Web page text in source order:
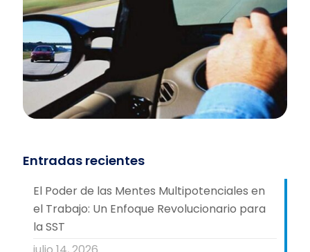
Entradas recientes
El Poder de las Mentes Multipotenciales en
el Trabajo: Un Enfoque Revolucionario para
la SST